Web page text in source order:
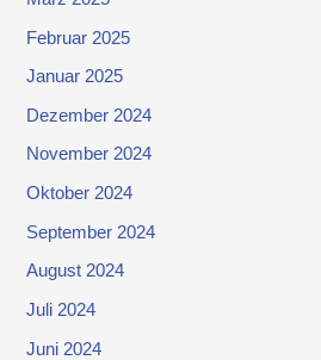
Februar 2025
Januar 2025
Dezember 2024
November 2024
Oktober 2024
September 2024
August 2024
Juli 2024
Juni 2024